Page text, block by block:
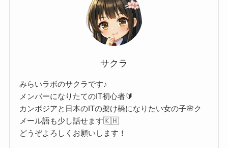
サクラ
みらいラボのサクラです♪
メンバーになりたてのIT初心者🔰
カンボジアと日本のITの架け橋になりたい女の子🌸ク
メール語も少し話せます🇰🇭
どうぞよろしくお願いします！